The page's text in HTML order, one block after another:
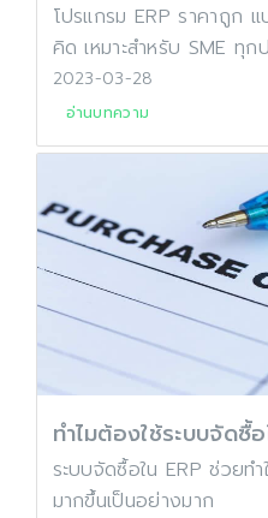
โปรแกรม ERP ราคาถูก
คิด เหมาะสำหรับ SME ทุก
2023-03-28
อ่านบทความ
ทำไมต้องใช้ระบบจัดซื้อ
ระบบจัดซื้อใน ERP ช่วยท
มากขึ้นเป็นอย่างมาก